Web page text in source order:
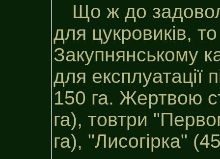
Що ж до
для цукровиків,
Закупнянському
для
150 га. Жертвою
га), товтри
га), "Лисогірка"